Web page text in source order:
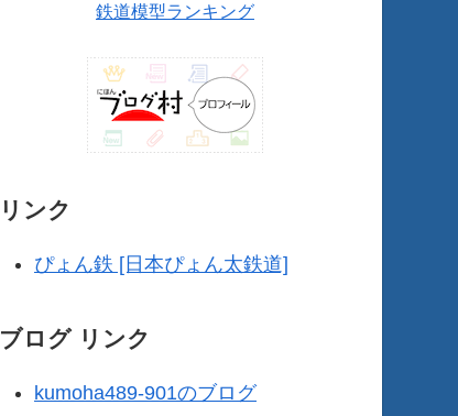
鉄道模型ランキング
リンク
ぴょん鉄 [日本ぴょん太鉄道]
ブログ リンク
kumoha489-901のブログ